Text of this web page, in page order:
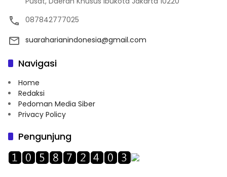
087842777025
suaraharianindonesia@gmail.com
Navigasi
Home
Redaksi
Pedoman Media Siber
Privacy Policy
Pengunjung